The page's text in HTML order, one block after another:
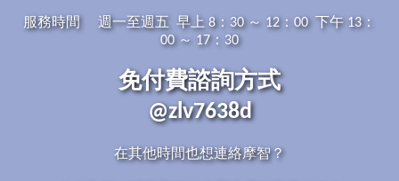
服務時間 週一至週五 早上 8：30 ～ 12：00 下午 13：
00 ～ 17：30
免付費諮詢方式
@zlv7638d
在其他時間也想連絡摩智？